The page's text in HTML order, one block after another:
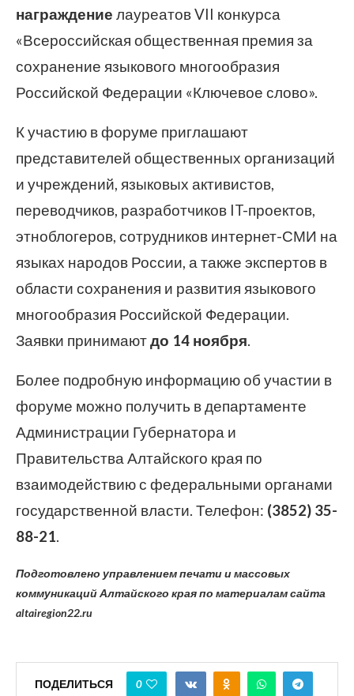
награждение лауреатов VII конкурса
«Всероссийская общественная премия за
сохранение языкового многообразия
Российской Федерации «Ключевое слово».
К участию в форуме приглашают
представителей общественных организаций
и учреждений, языковых активистов,
переводчиков, разработчиков IT-проектов,
этноблогеров, сотрудников интернет-СМИ на
языках народов России, а также экспертов в
области сохранения и развития языкового
многообразия Российской Федерации.
Заявки принимаютдо 14 ноября.
Более подробную информацию об участии в
форуме можно получить в департаменте
Администрации Губернатора и
Правительства Алтайского края по
взаимодействию с федеральными органами
государственной власти. Телефон: (3852) 35-
88-21.
Подготовлено управлением печати и массовых
коммуникаций Алтайского края по материалам сайта
altairegion22.ru
ПОДЕЛИТЬСЯ 0